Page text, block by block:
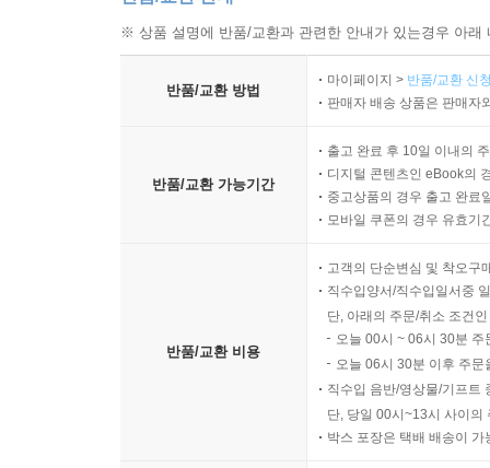
※ 상품 설명에 반품/교환과 관련한 안내가 있는경우 아
반품/교환 방법
마이페이지 > 반품/교환 신
판매자 배송 상품은 판매자
반품/교환 가능기간
출고 완료 후 10일 이내의
디지털 콘텐츠인 eBook의
중고상품의 경우 출고 완료
모바일 쿠폰의 경우 유효기
반품/교환 비용
고객의 단순변심 및 착오구
직수입양서/직수입일서중
단, 아래의 주문/취소 조건
오늘 00시 ~ 06시 30분
오늘 06시 30분 이후 주
직수입 음반/영상물/기프트
단, 당일 00시~13시 사이의
박스 포장은 택배 배송이